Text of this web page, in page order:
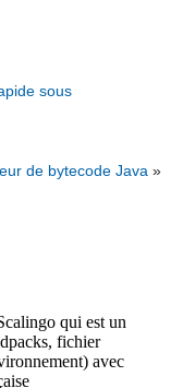
sous
de bytecode Java »